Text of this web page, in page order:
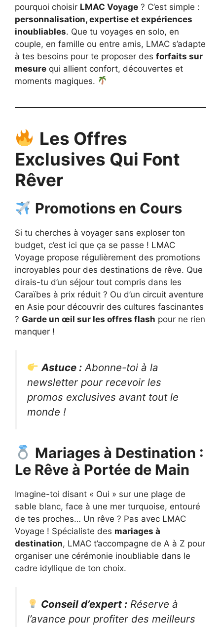
pourquoi choisir LMAC Voyage ? C’est simple :
personnalisation, expertise et expériences
inoubliables. Que tu voyages en solo, en
couple, en famille ou entre amis, LMAC s’adapte
à tes besoins pour te proposer des forfaits sur
mesure qui allient confort, découvertes et
moments magiques.
Les Offres
Exclusives Qui Font
Rêver
Promotions en Cours
Si tu cherches à voyager sans exploser ton
budget, c’est ici que ça se passe ! LMAC
Voyage propose régulièrement des promotions
incroyables pour des destinations de rêve. Que
dirais-tu d’un séjour tout compris dans les
Caraïbes à prix réduit ? Ou d’un circuit aventure
en Asie pour découvrir des cultures fascinantes
? Garde un œil sur les offres flash pour ne rien
manquer !
Astuce : Abonne-toi à la
newsletter pour recevoir les
promos exclusives avant tout le
monde !
Mariages à Destination :
Le Rêve à Portée de Main
Imagine-toi disant « Oui » sur une plage de
sable blanc, face à une mer turquoise, entouré
de tes proches… Un rêve ? Pas avec LMAC
Voyage ! Spécialiste des mariages à
destination, LMAC t’accompagne de A à Z pour
organiser une cérémonie inoubliable dans le
cadre idyllique de ton choix.
Conseil d’expert : Réserve à
l’avance pour profiter des meilleurs